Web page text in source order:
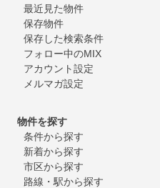
最近見た物件
保存物件
保存した検索条件
フォロー中のMIX
アカウント設定
メルマガ設定
物件を探す
条件から探す
新着から探す
市区から探す
路線・駅から探す